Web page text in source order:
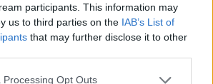
participants. This information may
us to third parties on the IAB’s List of
that may further disclose it to other
Processing Opt Outs